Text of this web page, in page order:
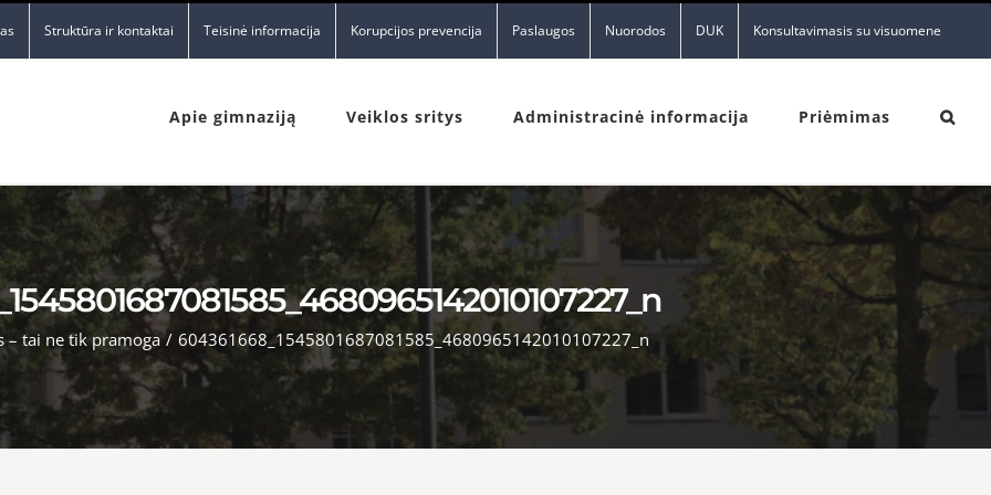
Struktūra ir kontaktai Teisinė informacija Korupcijos prevencija Paslaugos Nuorodos DUK Konsultavimasis su visuomene
Apie gimnaziją Veiklos sritys Administracinė informacija Priėmimas
– tai ne tik pramoga / 604361668_1545801687081585_4680965142010107227_n